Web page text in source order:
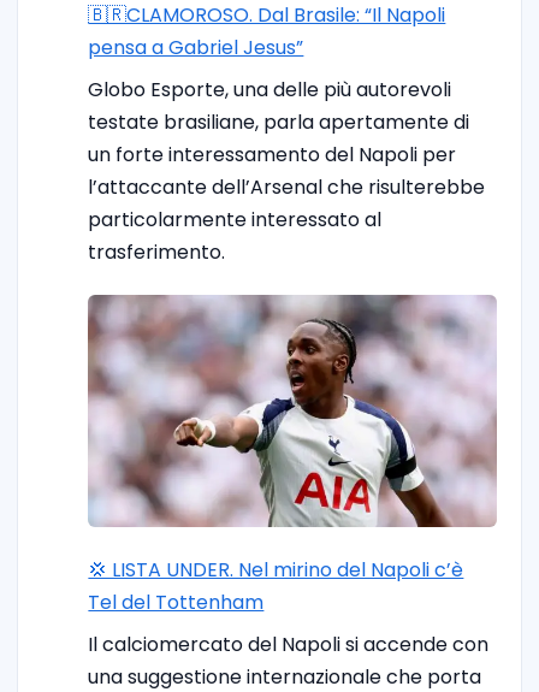
🇧🇷CLAMOROSO. Dal Brasile: “Il Napoli
pensa a Gabriel Jesus”
Globo Esporte, una delle più autorevoli
testate brasiliane, parla apertamente di
un forte interessamento del Napoli per
l’attaccante dell’Arsenal che risulterebbe
particolarmente interessato al
trasferimento.
💢 LISTA UNDER. Nel mirino del Napoli c’è
Tel del Tottenham
Il calciomercato del Napoli si accende con
una suggestione internazionale che porta